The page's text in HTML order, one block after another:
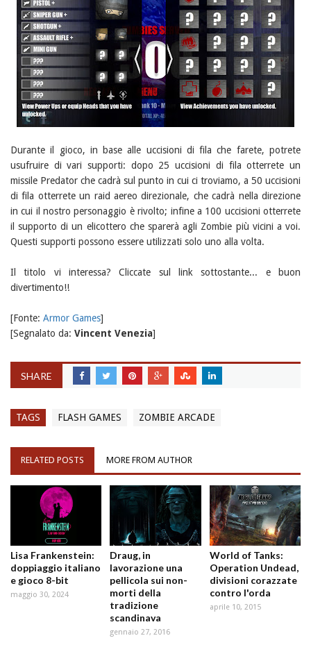
Durante il gioco, in base alle uccisioni di fila che farete, potrete
usufruire di vari supporti: dopo 25 uccisioni di fila otterrete un
missile Predator che cadrà sul punto in cui ci troviamo, a 50 uccisioni
di fila otterrete un raid aereo direzionale, che cadrà nella direzione
in cui il nostro personaggio è rivolto; infine a 100 uccisioni otterrete
il supporto di un elicottero che sparerà agli Zombie più vicini a voi.
Questi supporti possono essere utilizzati solo uno alla volta.
Il titolo vi interessa? Cliccate sul link sottostante... e buon
divertimento!!
[Fonte: Armor Games]
[Segnalato da: Vincent Venezia]
SHARE
TAGS FLASH GAMES ZOMBIE ARCADE
RELATED POSTS MORE FROM AUTHOR
Lisa Frankenstein:
doppiaggio italiano
e gioco 8-bit
maggio 30, 2024
Draug, in
lavorazione una
pellicola sui non-
morti della
tradizione
scandinava
gennaio 27, 2016
World of Tanks:
Operation Undead,
divisioni corazzate
contro l'orda
aprile 10, 2015